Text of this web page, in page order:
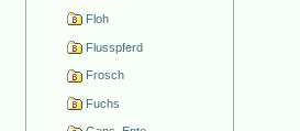
Floh
Flusspferd
Frosch
Fuchs